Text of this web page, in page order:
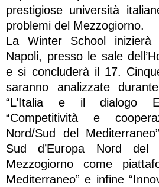
prestigiose università
problemi del Mezzogiorno.
La Winter School
Napoli, presso le sale
e si concluderà il 17.
saranno analizzate
“L’Italia e il dialogo
“Competitività e
Nord/Sud del
Sud d’Europa Nord del
Mezzogiorno come
Mediterraneo” e infine